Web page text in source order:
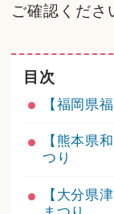
ご確認くださ
目次
【福岡県
【熊本県
つり
【大分県